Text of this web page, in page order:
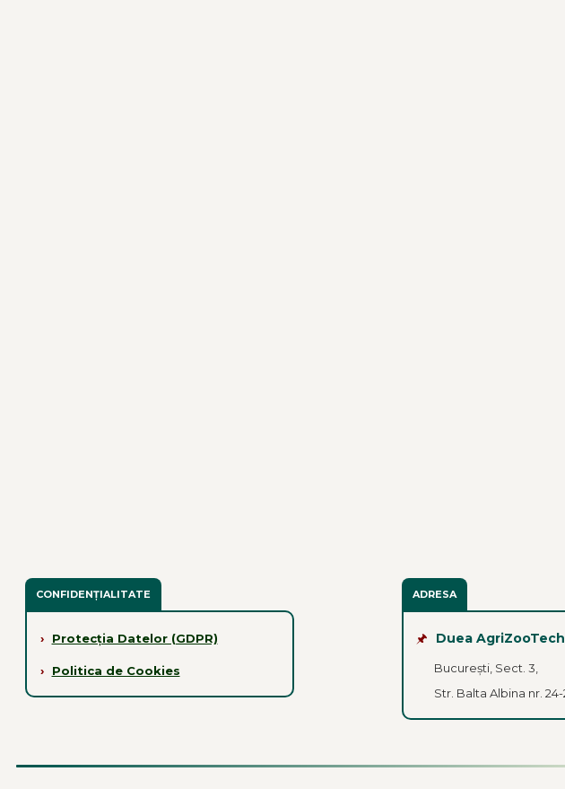
CONFIDENȚIALITATE
› Protecția Datelor (GDPR)
› Politica de Cookies
ADRESA
🖈 Duea AgriZooTech
București, Sect. 3,
Str. Balta Albina nr.